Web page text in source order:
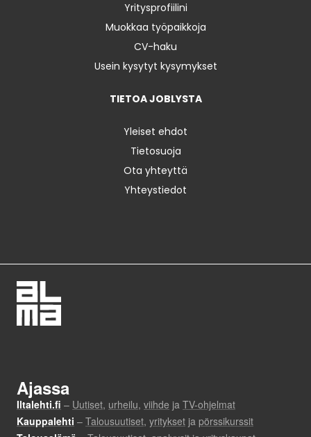
Yritysprofiilini
Muokkaa työpaikkoja
CV-haku
Usein kysytyt kysymykset
TIETOA JOBLYSTA
Yleiset ehdot
Tietosuoja
Ota yhteyttä
Yhteystiedot